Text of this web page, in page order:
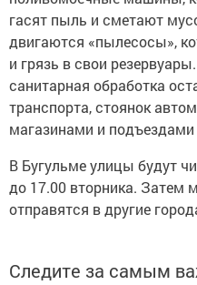
гасят пыль и сметают
двигаются «пылесосы»,
и грязь в свои
санитарная обработка
транспорта, стоянок
магазинами и
В Бугульме улицы будут
до 17.00 вторника. Затем
отправятся в другие
Следите за самым